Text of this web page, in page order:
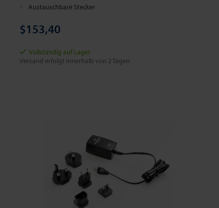
Austauschbare Stecker
$153,40
Vollständig auf Lager
Versand erfolgt innerhalb von 2 Tagen